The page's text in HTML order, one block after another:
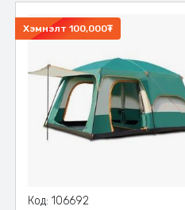
Хэмнэлт 100,000₮
Код: 106692